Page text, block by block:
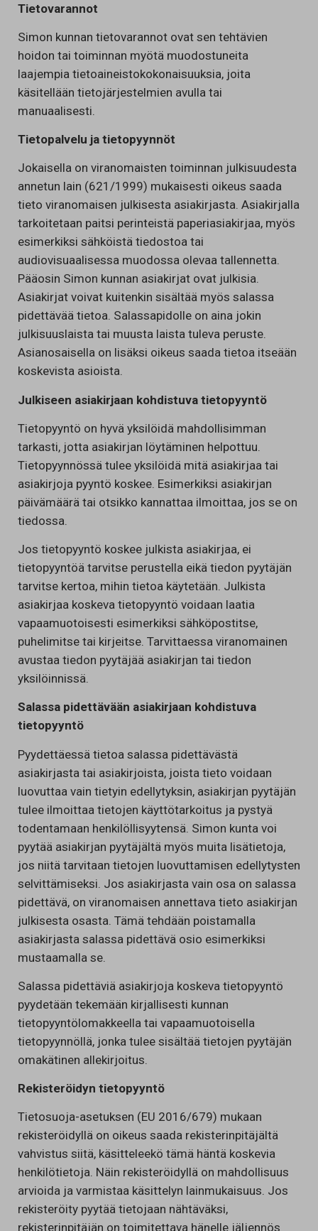
Tietovarannot
Simon kunnan tietovarannot ovat sen tehtävien
hoidon tai toiminnan myötä muodostuneita
laajempia tietoaineistokokonaisuuksia, joita
käsitellään tietojärjestelmien avulla tai
manuaalisesti.
Tietopalvelu ja tietopyynnöt
Jokaisella on viranomaisten toiminnan julkisuudesta
annetun lain (621/1999) mukaisesti oikeus saada
tieto viranomaisen julkisesta asiakirjasta. Asiakirjalla
tarkoitetaan paitsi perinteistä paperiasiakirjaa, myös
esimerkiksi sähköistä tiedostoa tai
audiovisuaalisessa muodossa olevaa tallennetta.
Pääosin Simon kunnan asiakirjat ovat julkisia.
Asiakirjat voivat kuitenkin sisältää myös salassa
pidettävää tietoa. Salassapidolle on aina jokin
julkisuuslaista tai muusta laista tuleva peruste.
Asianosaisella on lisäksi oikeus saada tietoa itseään
koskevista asioista.
Julkiseen asiakirjaan kohdistuva tietopyyntö
Tietopyyntö on hyvä yksilöidä mahdollisimman
tarkasti, jotta asiakirjan löytäminen helpottuu.
Tietopyynnössä tulee yksilöidä mitä asiakirjaa tai
asiakirjoja pyyntö koskee. Esimerkiksi asiakirjan
päivämäärä tai otsikko kannattaa ilmoittaa, jos se on
tiedossa.
Jos tietopyyntö koskee julkista asiakirjaa, ei
tietopyyntöä tarvitse perustella eikä tiedon pyytäjän
tarvitse kertoa, mihin tietoa käytetään. Julkista
asiakirjaa koskeva tietopyyntö voidaan laatia
vapaamuotoisesti esimerkiksi sähköpostitse,
puhelimitse tai kirjeitse. Tarvittaessa viranomainen
avustaa tiedon pyytäjää asiakirjan tai tiedon
yksilöinnissä.
Salassa pidettävään asiakirjaan kohdistuva
tietopyyntö
Pyydettäessä tietoa salassa pidettävästä
asiakirjasta tai asiakirjoista, joista tieto voidaan
luovuttaa vain tietyin edellytyksin, asiakirjan pyytäjän
tulee ilmoittaa tietojen käyttötarkoitus ja pystyä
todentamaan henkilöllisyytensä. Simon kunta voi
pyytää asiakirjan pyytäjältä myös muita lisätietoja,
jos niitä tarvitaan tietojen luovuttamisen edellytysten
selvittämiseksi. Jos asiakirjasta vain osa on salassa
pidettävä, on viranomaisen annettava tieto asiakirjan
julkisesta osasta. Tämä tehdään poistamalla
asiakirjasta salassa pidettävä osio esimerkiksi
mustaamalla se.
Salassa pidettäviä asiakirjoja koskeva tietopyyntö
pyydetään tekemään kirjallisesti kunnan
tietopyyntölomakkeella tai vapaamuotoisella
tietopyynnöllä, jonka tulee sisältää tietojen pyytäjän
omakätinen allekirjoitus.
Rekisteröidyn tietopyyntö
Tietosuoja-asetuksen (EU 2016/679) mukaan
rekisteröidyllä on oikeus saada rekisterinpitäjältä
vahvistus siitä, käsitteleekö tämä häntä koskevia
henkilötietoja. Näin rekisteröidyllä on mahdollisuus
arvioida ja varmistaa käsittelyn lainmukaisuus. Jos
rekisteröity pyytää tietojaan nähtäväksi,
rekisterinpitäjän on toimitettava hänelle jäljennös